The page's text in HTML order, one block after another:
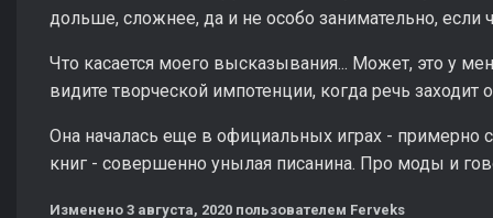
дольше, сложнее, да и не особо занимательно, если
Что касается моего высказывания... Может, это у
видите творческой импотенции, когда речь заходит
Она началась еще в официальных играх - примерно
книг - совершенно унылая писанина. Про моды и
Изменено 3 августа, 2020 пользователем Ferveks